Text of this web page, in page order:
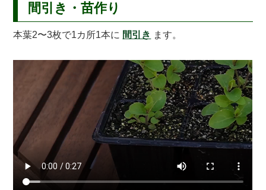
間引き・苗作り
本葉2〜3枚で1カ所1本に 間引き ます。